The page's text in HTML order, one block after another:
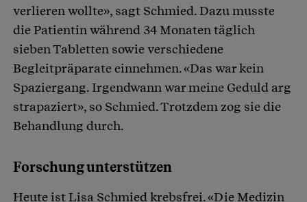
verlieren wollte», sagt Schmied. Dazu musste
die Patientin während 34 Monaten täglich
sieben Tabletten sowie verschiedene
Begleitpräparate einnehmen. «Das war kein
Spaziergang. Irgendwann war meine Geduld arg
strapaziert», so Schmied. Trotzdem zog sie die
Behandlung durch.
Forschung unterstützen
Heute ist Lisa Schmied krebsfrei. «Die Medizin